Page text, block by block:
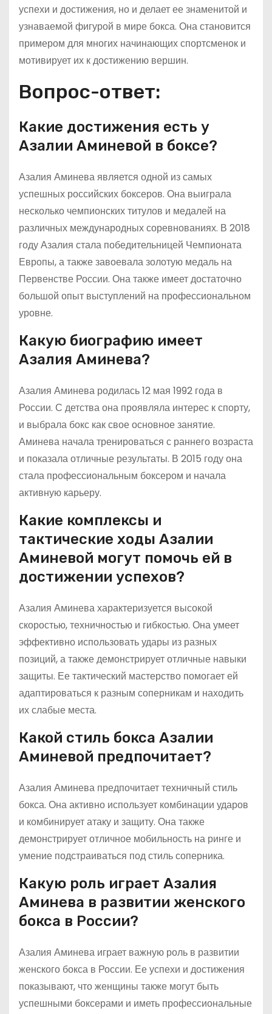
успехи и достижения, но и делает ее знаменитой и
узнаваемой фигурой в мире бокса. Она становится
примером для многих начинающих спортсменок и
мотивирует их к достижению вершин.
Вопрос-ответ:
Какие достижения есть у
Азалии Аминевой в боксе?
Азалия Аминева является одной из самых
успешных российских боксеров. Она выиграла
несколько чемпионских титулов и медалей на
различных международных соревнованиях. В 2018
году Азалия стала победительницей Чемпионата
Европы, а также завоевала золотую медаль на
Первенстве России. Она также имеет достаточно
большой опыт выступлений на профессиональном
уровне.
Какую биографию имеет
Азалия Аминева?
Азалия Аминева родилась 12 мая 1992 года в
России. С детства она проявляла интерес к спорту,
и выбрала бокс как свое основное занятие.
Аминева начала тренироваться с раннего возраста
и показала отличные результаты. В 2015 году она
стала профессиональным боксером и начала
активную карьеру.
Какие комплексы и
тактические ходы Азалии
Аминевой могут помочь ей в
достижении успехов?
Азалия Аминева характеризуется высокой
скоростью, техничностью и гибкостью. Она умеет
эффективно использовать удары из разных
позиций, а также демонстрирует отличные навыки
защиты. Ее тактический мастерство помогает ей
адаптироваться к разным соперникам и находить
их слабые места.
Какой стиль бокса Азалии
Аминевой предпочитает?
Азалия Аминева предпочитает техничный стиль
бокса. Она активно использует комбинации ударов
и комбинирует атаку и защиту. Она также
демонстрирует отличное мобильность на ринге и
умение подстраиваться под стиль соперника.
Какую роль играет Азалия
Аминева в развитии женского
бокса в России?
Азалия Аминева играет важную роль в развитии
женского бокса в России. Ее успехи и достижения
показывают, что женщины также могут быть
успешными боксерами и иметь профессиональные